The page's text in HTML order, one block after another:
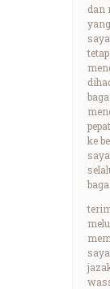
dan
ke
saya.